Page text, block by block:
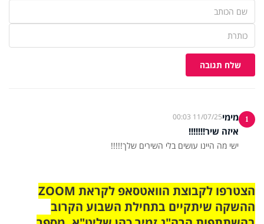
שלח תגובה
1 מימי11/07/25 00:03
איזה שיר!!!!!!!
ישי מה היינו עושים בלי השירים שלך!!!!!
הצטרפו לקבוצת הוואטסאפ לקראת ZOOM
ההשקה שיתקיים בתחילת השבוע הקרוב